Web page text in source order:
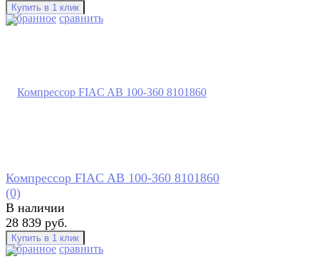
избранное сравнить
избранное сравнить
Компрессор FIAC AB 100-360 8101860
(0)
В наличии
28 839 руб.